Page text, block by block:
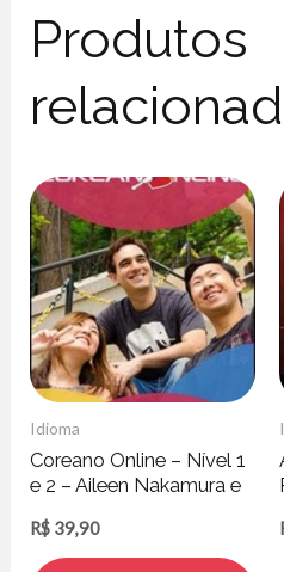
Produtos
Idioma
Coreano Online – Nível 1
e 2 – Aileen Nakamura e
R$ 39,90